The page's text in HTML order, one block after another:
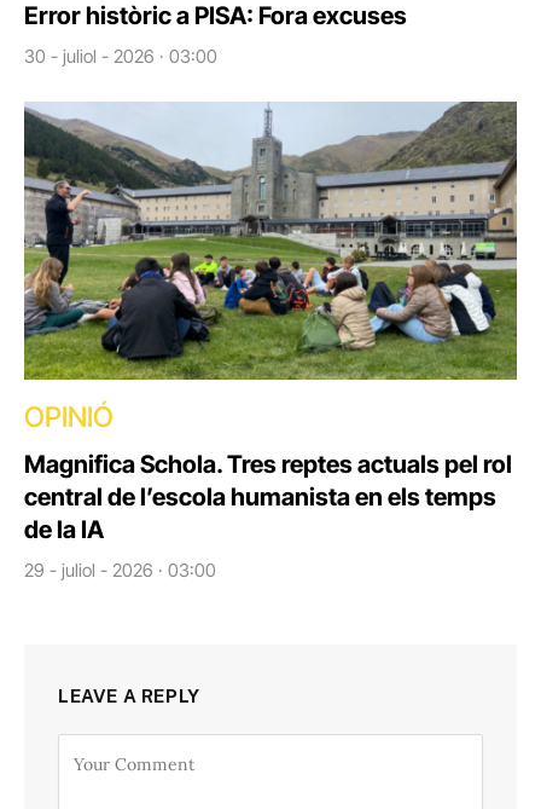
Error històric a PISA: Fora excuses
30 - juliol - 2026 · 03:00
OPINIÓ
Magnifica Schola. Tres reptes actuals pel rol
central de l’escola humanista en els temps
de la IA
29 - juliol - 2026 · 03:00
LEAVE A REPLY